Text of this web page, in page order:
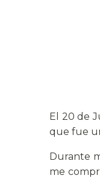
El 20 de
que fue
Durante
me